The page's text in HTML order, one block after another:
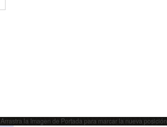
Arrastra la Imagen de Portada para marcar la nueva posición